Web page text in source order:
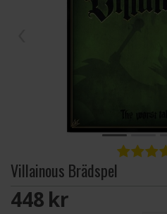
Villainous Brädspel
448 SEK